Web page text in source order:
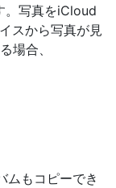
。写真をiCloud
スから写真が見
場合、
ムもコピーでき